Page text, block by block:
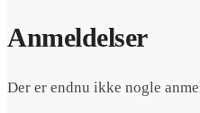
Anmeldelser
Der er endnu ikke nogle